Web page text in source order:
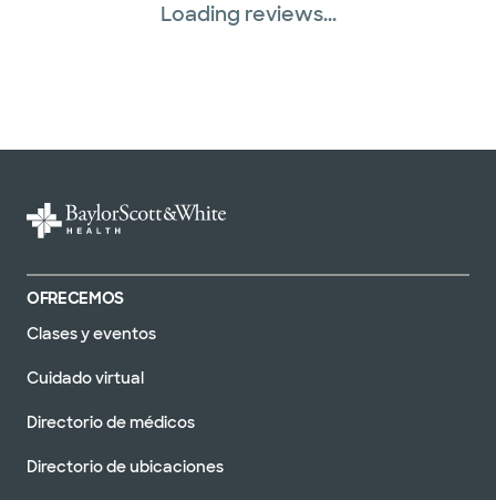
Loading reviews...
OFRECEMOS
Clases y eventos
Cuidado virtual
Directorio de médicos
Directorio de ubicaciones